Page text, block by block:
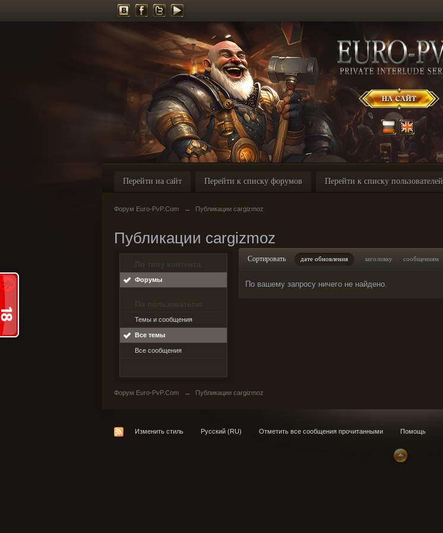
Перейти на сайт Перейти к списку форумов Перейти к списку пользователей
Форум Euro-PvP.Com → Публикации cargizmoz
Публикации cargizmoz
По типу контента
Форумы
По пользователю
Темы и сообщения
Все темы
Все сообщения
Сортировать дате обновления заголовку сообщениям
По вашему запросу ничего не найдено.
Форум Euro-PvP.Com → Публикации cargizmoz
Изменить стиль Русский (RU) Отметить все сообщения прочитанными Помощь